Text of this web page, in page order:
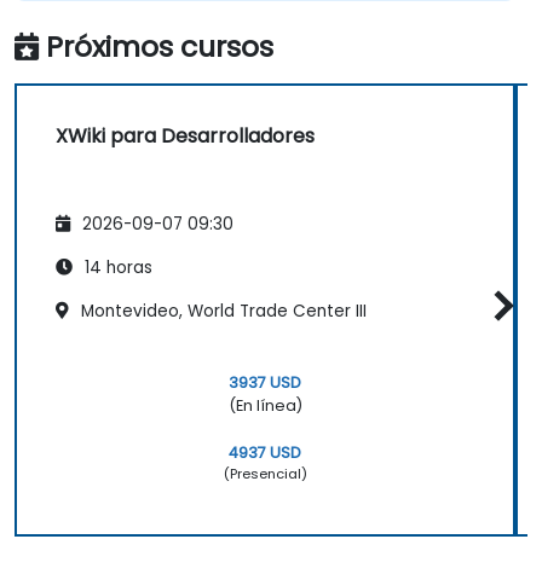
Próximos cursos
XWiki para Desarrolladores
2026-09-07 09:30
14 horas
Montevideo, World Trade Center III
3937 USD
(En línea)
4937 USD
(Presencial)